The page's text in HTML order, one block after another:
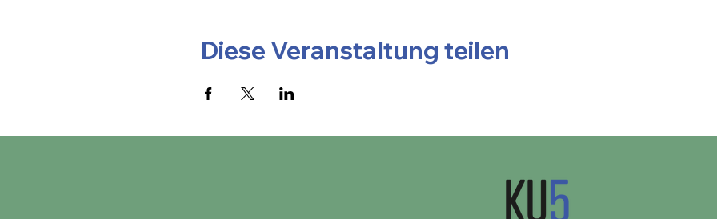
Diese Veranstaltung teilen